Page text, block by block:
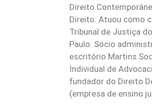
Direito
Direito. Atuou como
Tribunal de Justiça
Paulo. Sócio
escritório Martins
Individual de
fundador do Direito
(empresa de ensino